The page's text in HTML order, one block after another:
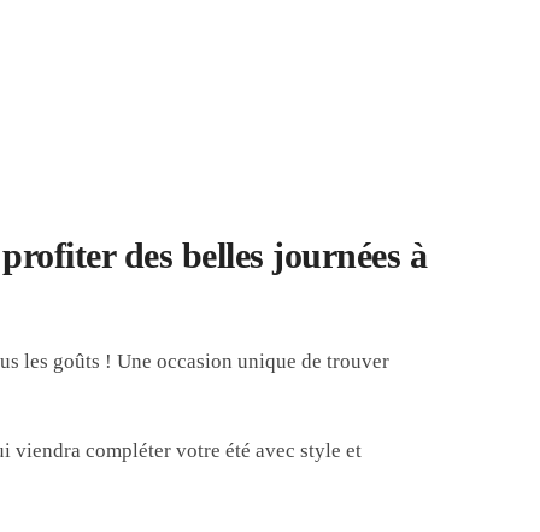
des belles journées à
les goûts ! Une occasion unique de trouver
viendra compléter votre été avec style et